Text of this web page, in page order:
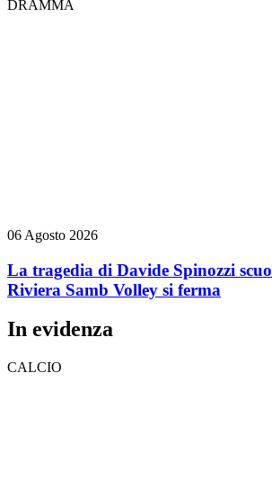
DRAMMA
06 Agosto 2026
La tragedia di Davide Spinozzi
Riviera Samb Volley si ferma
In evidenza
CALCIO